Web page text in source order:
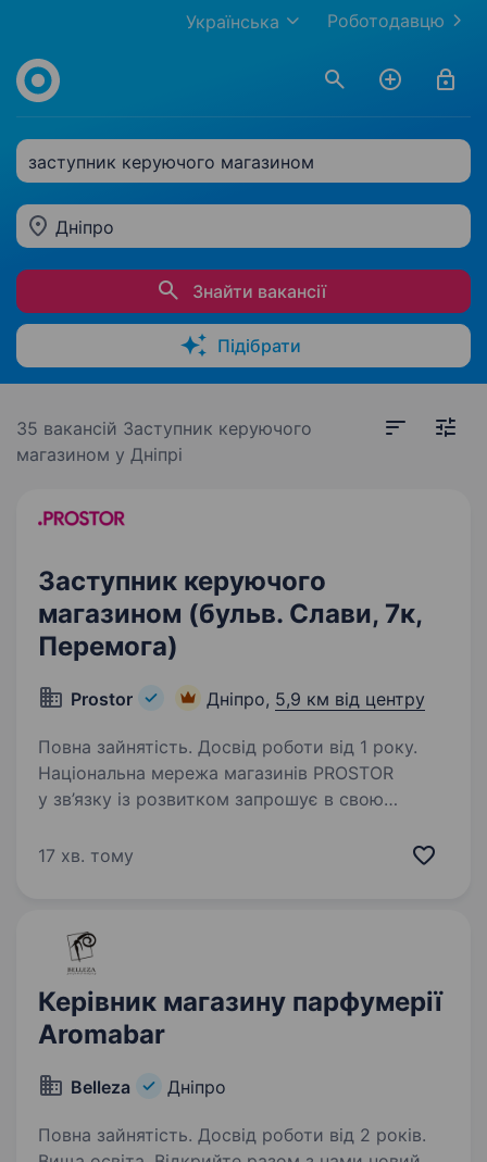
Роботодавцю
Українська
заступник керуючого магазином
Дніпро
Знайти вакансії
Підібрати
35 вакансій Заступник керуючого
магазином у Дніпрі
Заступник керуючого
магазином (бульв. Слави, 7к,
Перемога)
Prostor Дніпро, 5,9 км від центру
Повна зайнятість. Досвід роботи від 1 року.
Національна мережа магазинів PROSTOR
у зв’язку із розвитком запрошує в свою
м. Дніпро, б-р. Слави 7к (Перемога) Вимоги:
17 хв. тому
Керівник магазину парфумерії
Aromabar
Belleza Дніпро
Повна зайнятість. Досвід роботи від 2 років.